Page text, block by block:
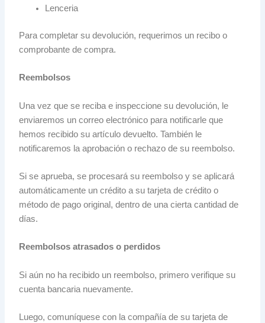
Lenceria
Para completar su devolución, requerimos un recibo o
comprobante de compra.
Reembolsos
Una vez que se reciba e inspeccione su devolución, le
enviaremos un correo electrónico para notificarle que
hemos recibido su artículo devuelto. También le
notificaremos la aprobación o rechazo de su reembolso.
Si se aprueba, se procesará su reembolso y se aplicará
automáticamente un crédito a su tarjeta de crédito o
método de pago original, dentro de una cierta cantidad de
días.
Reembolsos atrasados o perdidos
Si aún no ha recibido un reembolso, primero verifique su
cuenta bancaria nuevamente.
Luego, comuníquese con la compañía de su tarjeta de